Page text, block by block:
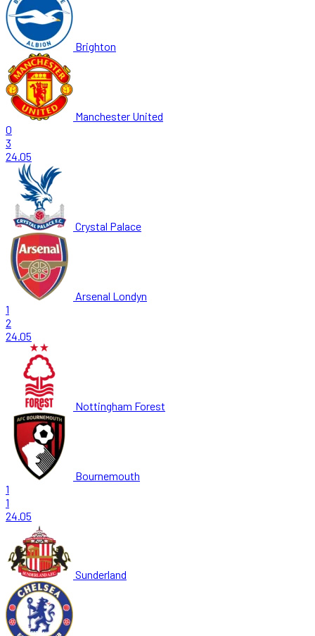
Brighton
Manchester United
0
3
24.05
Crystal Palace
Arsenal Londyn
1
2
24.05
Nottingham Forest
Bournemouth
1
1
24.05
Sunderland